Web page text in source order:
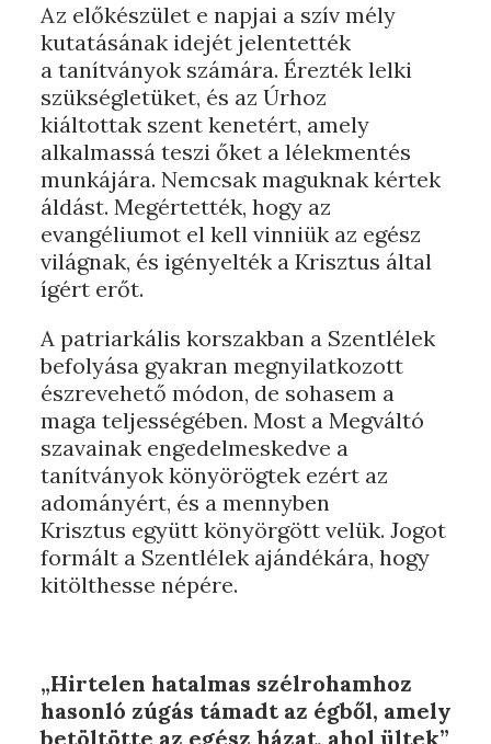
Az előkészület e napjai a szív mély
kutatásának idejét jelentették
a tanítványok számára. Érezték lelki
szükségletüket, és az Úrhoz
kiáltottak szent kenetért, amely
alkalmassá teszi őket a lélekmentés
munkájára. Nemcsak maguknak kértek
áldást. Megértették, hogy az
evangéliumot el kell vinniük az egész
világnak, és igényelték a Krisztus által
ígért erőt.
A patriarkális korszakban a Szentlélek
befolyása gyakran megnyilatkozott
észrevehető módon, de sohasem a
maga teljességében. Most a Megváltó
szavainak engedelmeskedve a
tanítványok könyörögtek ezért az
adományért, és a mennyben
Krisztus együtt könyörgött velük. Jogot
formált a Szentlélek ajándékára, hogy
kitölthesse népére.
„Hirtelen hatalmas szélrohamhoz
hasonló zúgás támadt az égből, amely
betöltötte az egész házat, ahol ültek”